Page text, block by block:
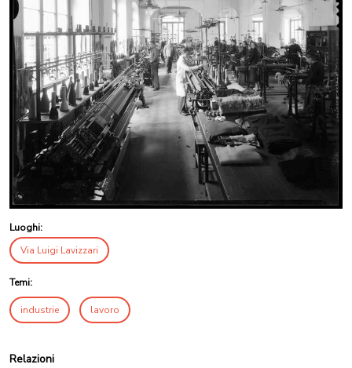
Luoghi:
Via Luigi Lavizzari
Temi:
industrie lavoro
Relazioni